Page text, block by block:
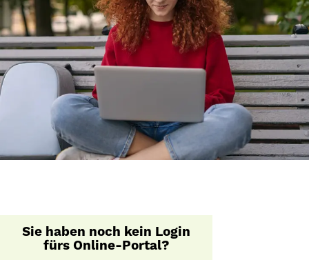
Sie haben noch kein Login
fürs Online-Portal?